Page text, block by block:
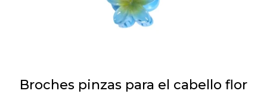
Broches pinzas para el cabello flor